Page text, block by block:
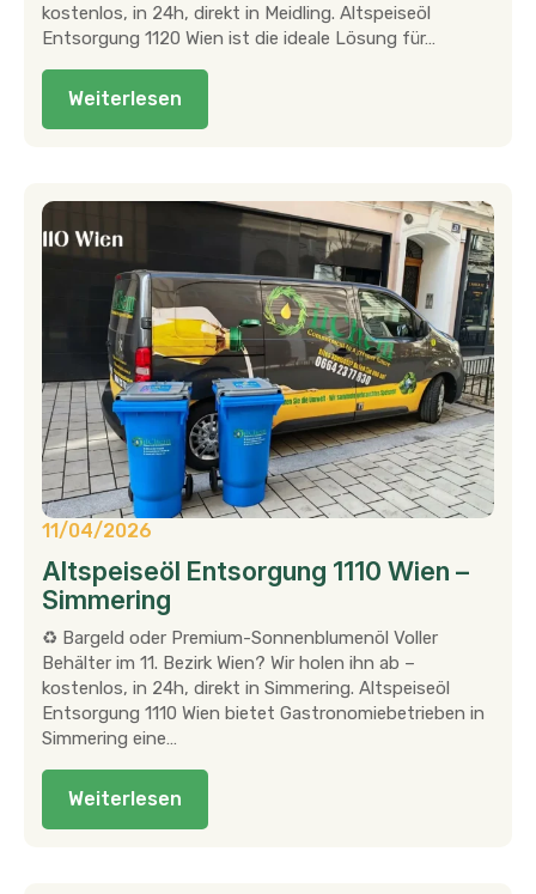
kostenlos, in 24h, direkt in Meidling. Altspeiseöl
Entsorgung 1120 Wien ist die ideale Lösung für…
Weiterlesen
Altspeiseöl Entsorgung 1110 Wien –
Simmering
11/04/2026
♻ Bargeld oder Premium-Sonnenblumenöl Voller
Behälter im 11. Bezirk Wien? Wir holen ihn ab –
kostenlos, in 24h, direkt in Simmering. Altspeiseöl
Entsorgung 1110 Wien bietet Gastronomiebetrieben in
Simmering eine…
Weiterlesen